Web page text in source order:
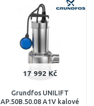
Porovnat
17 992 Kč
Grundfos UNILIFT
AP.50B.50.08 A1V kalové